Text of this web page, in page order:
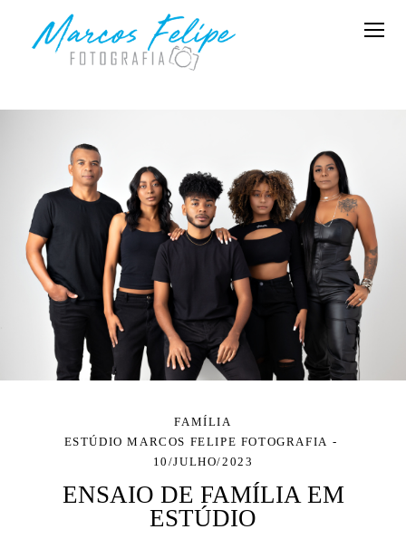
FAMÍLIA
ESTÚDIO MARCOS FELIPE FOTOGRAFIA
10/JULHO/2023
ENSAIO DE FAMÍLIA EM
ESTÚDIO